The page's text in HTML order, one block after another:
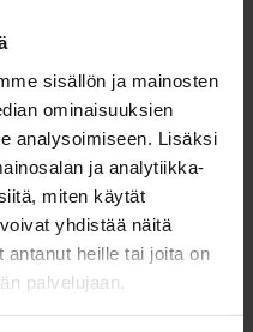
sisällön ja mainosten
ominaisuuksien
analysoimiseen. Lisäksi
ja analytiikka-
miten käytät
yhdistää näitä
antanut heille tai joita on
palvelujaan.